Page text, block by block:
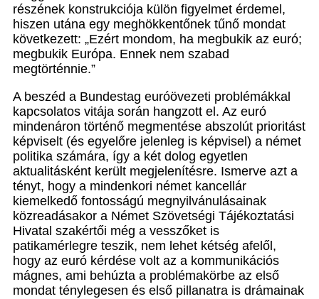
részének konstrukciója külön figyelmet érdemel,
hiszen utána egy meghökkentőnek tűnő mondat
következett: „Ezért mondom, ha megbukik az euró;
megbukik Európa. Ennek nem szabad
megtörténnie.”
A beszéd a Bundestag euróövezeti problémákkal
kapcsolatos vitája során hangzott el. Az euró
mindenáron történő megmentése abszolút prioritást
képviselt (és egyelőre jelenleg is képvisel) a német
politika számára, így a két dolog egyetlen
aktualitásként került megjelenítésre. Ismerve azt a
tényt, hogy a mindenkori német kancellár
kiemelkedő fontosságú megnyilvánulásainak
közreadásakor a Német Szövetségi Tájékoztatási
Hivatal szakértői még a vesszőket is
patikamérlegre teszik, nem lehet kétség afelől,
hogy az euró kérdése volt az a kommunikációs
mágnes, ami behúzta a problémakörbe az első
mondat ténylegesen és első pillanatra is drámainak